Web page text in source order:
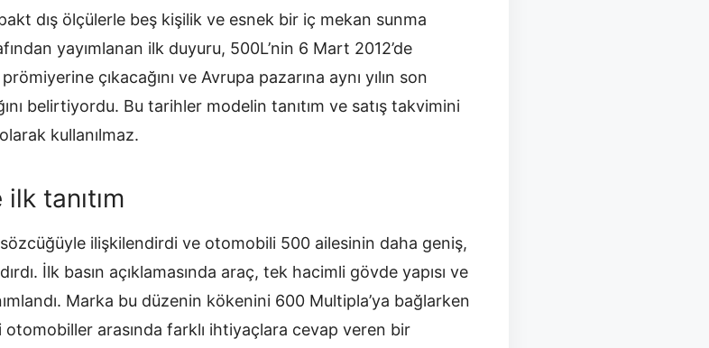
dış ölçülerle beş kişilik ve esnek bir iç mekan sunma
yayımlanan ilk duyuru, 500L’nin 6 Mart 2012’de
çıkacağını ve Avrupa pazarına aynı yılın son
belirtiyordu. Bu tarihler modelin tanıtım ve satış takvimini
kullanılmaz.
tanıtım
ilişkilendirdi ve otomobili 500 ailesinin daha geniş,
İlk basın açıklamasında araç, tek hacimli gövde yapısı ve
Marka bu düzenin kökenini 600 Multipla’ya bağlarken
otomobiller arasında farklı ihtiyaçlara cevap veren bir